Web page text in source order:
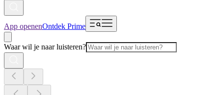
App openenOntdek Prime
Waar wil je naar luisteren?